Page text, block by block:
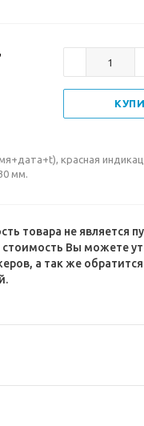
красная
мм.
товара не является
Вы можете
а так же